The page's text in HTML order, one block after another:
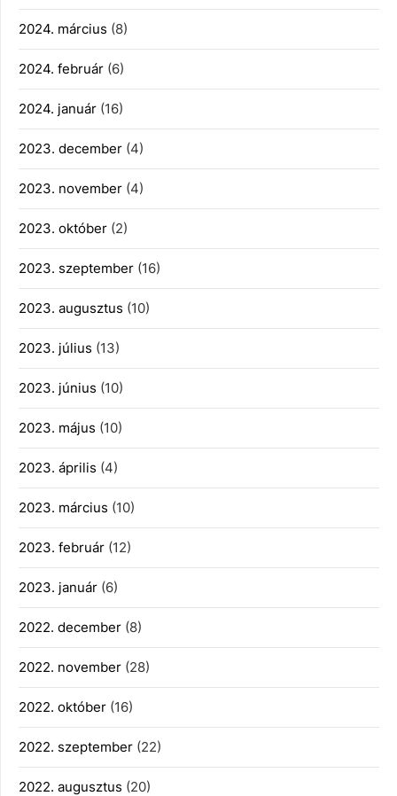
2024. március (8)
2024. február (6)
2024. január (16)
2023. december (4)
2023. november (4)
2023. október (2)
2023. szeptember (16)
2023. augusztus (10)
2023. július (13)
2023. június (10)
2023. május (10)
2023. április (4)
2023. március (10)
2023. február (12)
2023. január (6)
2022. december (8)
2022. november (28)
2022. október (16)
2022. szeptember (22)
2022. augusztus (20)